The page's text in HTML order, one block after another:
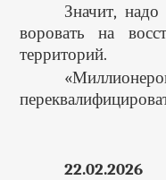
Значит,
воровать на
территорий.
22.02.2026